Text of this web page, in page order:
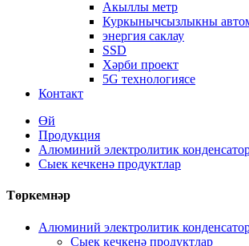
Акыллы метр
Куркынычсызлыкны
энергия саклау
SSD
Хәрби проект
5G технологиясе
Контакт
Өй
Продукция
Алюминий электролитик
Сыек кечкенә продуктлар
Төркемнәр
Алюминий электролитик
Сыек кечкенә продуктлар